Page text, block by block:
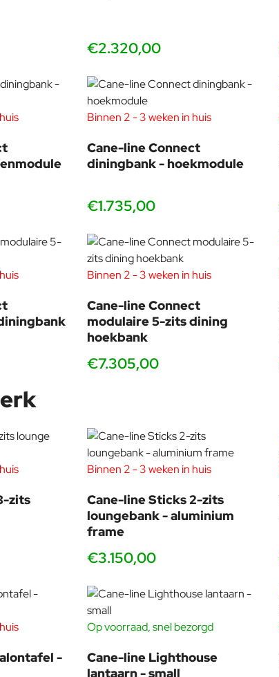
geloven in de optimale mix tussen esthetiek en
toevoegen aan uw leven en uw leven
€2.320,00
Binnen 2 - 3 weken in huis
Cane-line Connect
diningbank - hoekmodule
€1.735,00
Binnen 2 - 3 weken in huis
Cane-line Connect
modulaire 5-zits dining
hoekbank
€7.305,00
zits
Binnen 2 - 3 weken in huis
Cane-line Sticks 2-zits
loungebank - aluminium
frame
€3.150,00
-
Op voorraad, snel bezorgd
Cane-line Lighthouse
lantaarn - small